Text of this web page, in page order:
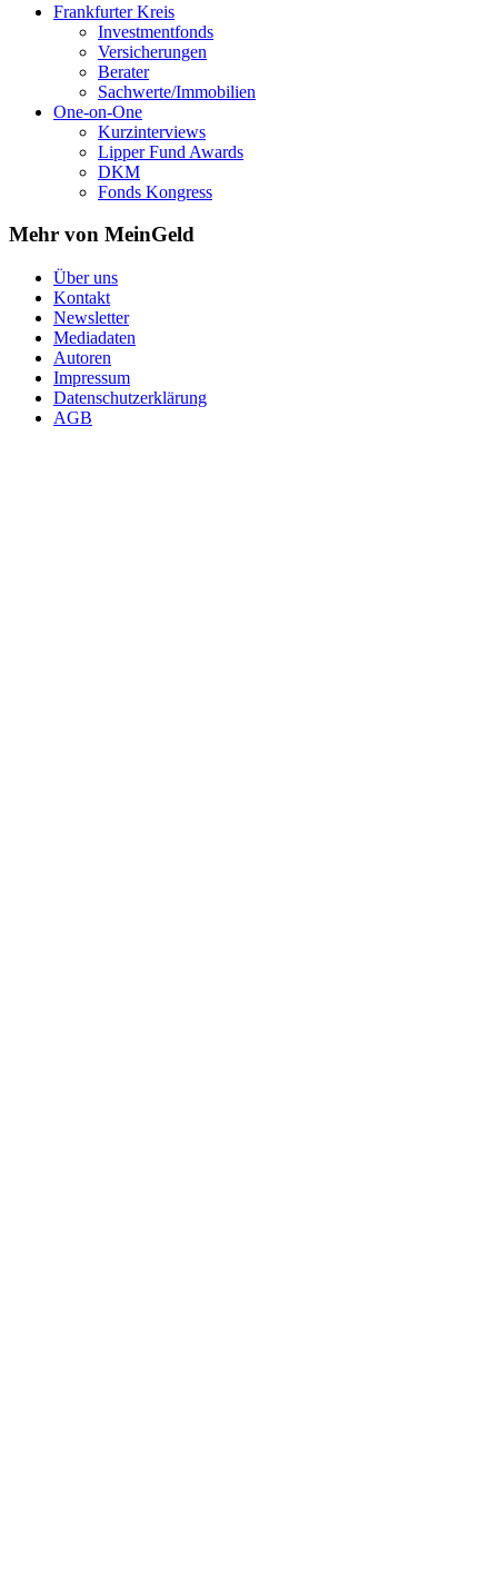
Frankfurter Kreis
Investmentfonds
Versicherungen
Berater
Sachwerte/Immobilien
One-on-One
Kurzinterviews
Lipper Fund Awards
DKM
Fonds Kongress
Mehr von MeinGeld
Über uns
Kontakt
Newsletter
Mediadaten
Autoren
Impressum
Datenschutzerklärung
AGB